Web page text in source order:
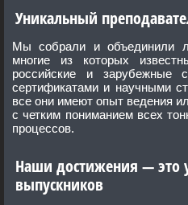
Уникальный
Мы собрали и объединили
многие из которых известны в России и мире. Это
российские и зарубежные
сертификатами и научными
все они имеют опыт ведения или консультирования бизнеса
с четким пониманием всех тонкостей современных бизнес-
процессов.
Наши достижения — это успехи наших
выпускников